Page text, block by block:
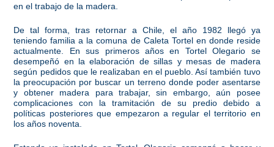
en el trabajo de la madera.
De tal forma, tras retornar a Chile, el año 1982 llegó ya
teniendo familia a la comuna de Caleta Tortel en donde reside
actualmente. En sus primeros años en Tortel Olegario se
desempeñó en la elaboración de sillas y mesas de madera
según pedidos que le realizaban en el pueblo. Así también tuvo
la preocupación por buscar un terreno donde poder asentarse
y obtener madera para trabajar, sin embargo, aún posee
complicaciones con la tramitación de su predio debido a
políticas posteriores que empezaron a regular el territorio en
los años noventa.